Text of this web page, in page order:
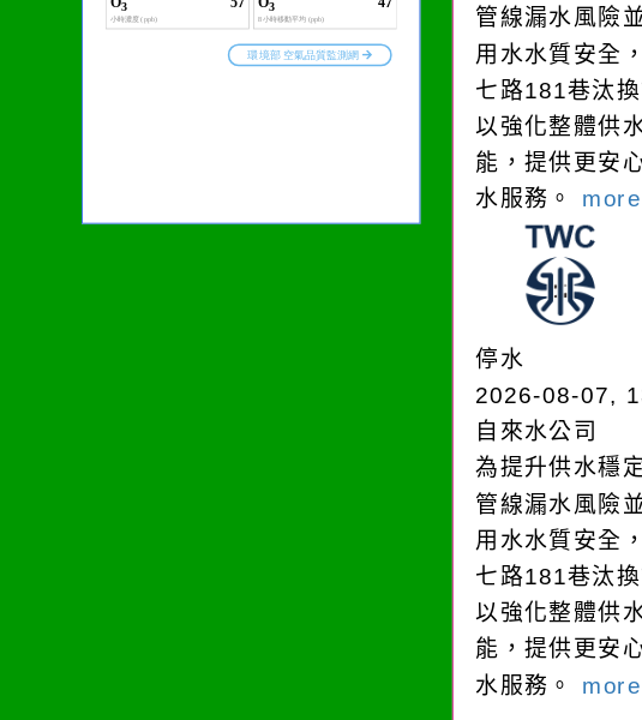
管線漏水風險
用水水質安全
七路181巷汰換
以強化整體供
能，提供更安
水服務。
停水
2026-08-07,
自來水公司
為提升供水穩
管線漏水風險
用水水質安全
七路181巷汰換
以強化整體供
能，提供更安
水服務。